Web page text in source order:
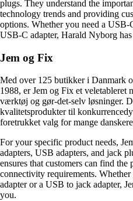
plugs. They understand the
technology trends and providing
options. Whether you need a
USB-C adapter, Harald Nyborg
Jem og Fix
Med over 125 butikker i Danmark
1988, er Jem og Fix et veletableret
værktøj og gør-det-selv løsninger.
kvalitetsprodukter til
foretrukket valg for mange
For your specific product needs,
adapters, USB adapters, and jack
ensures that customers can find
connectivity requirements.
adapter or a USB to jack adapter,
you.